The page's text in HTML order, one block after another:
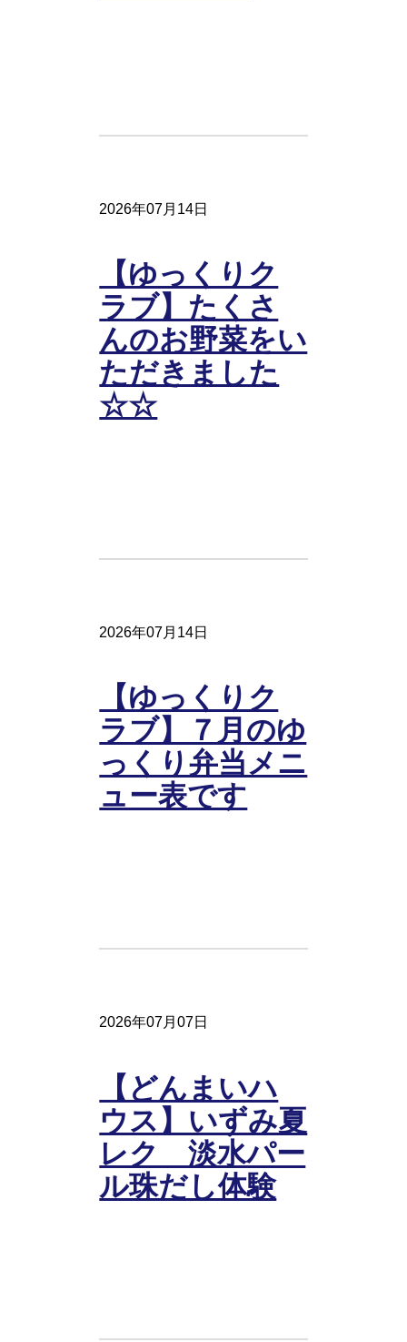
2026年07月14日
【ゆっくりク
ラブ】たくさ
んのお野菜をい
ただきました
☆☆
2026年07月14日
【ゆっくりク
ラブ】７月のゆ
っくり弁当メニ
ュー表です
2026年07月07日
【どんまいハ
ウス】いずみ夏
レク 淡水パー
ル珠だし体験